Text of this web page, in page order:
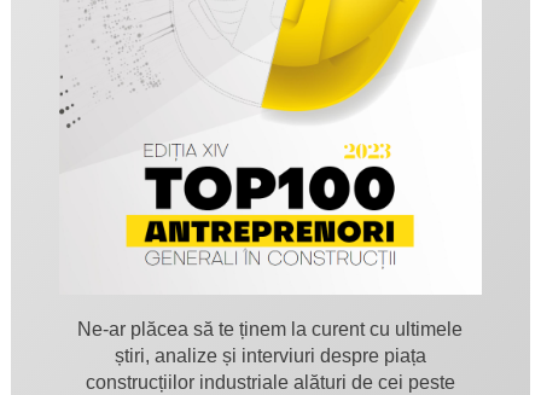
Ne-ar plăcea să te ținem la curent cu ultimele
știri, analize și interviuri despre piața
construcțiilor industriale alături de cei peste